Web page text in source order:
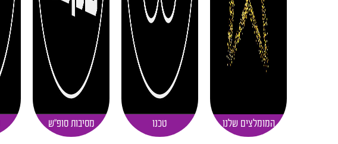
המומלצים שלנו טכנו מסיבות סופ"ש